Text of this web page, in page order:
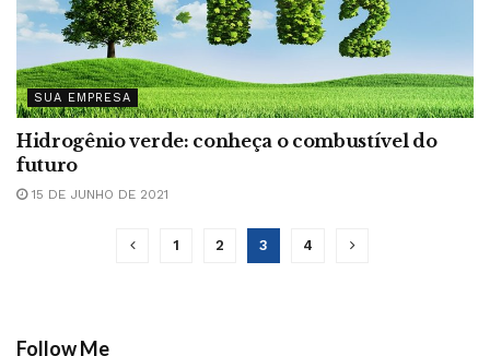
SUA EMPRESA
Hidrogênio verde: conheça o combustível do
futuro
15 DE JUNHO DE 2021
1 2 3 4
Follow Me